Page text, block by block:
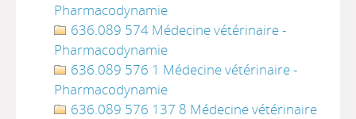
Pharmacodynamie
636.089 574 Médecine vétérinaire -
Pharmacodynamie
636.089 576 1 Médecine vétérinaire -
Pharmacodynamie
636.089 576 137 8 Médecine vétérinaire